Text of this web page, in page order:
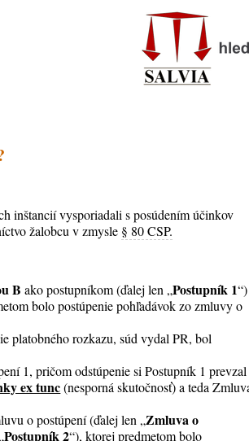
inštancií vysporiadali s posúdením účinkov
žalobcu v zmysle § 80 CSP.
B ako postupníkom (ďalej len „Postupník 1“)
bolo postúpenie pohľadávok zo zmluvy o
platobného rozkazu, súd vydal PR, bol
1, pričom odstúpenie si Postupník 1 prevzal
ex tunc(nesporná skutočnosť) a teda
o postúpení (ďalej len „Zmluva o
Postupník 2“), ktorej predmetom bolo